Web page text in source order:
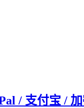
/ 支付宝 / 加